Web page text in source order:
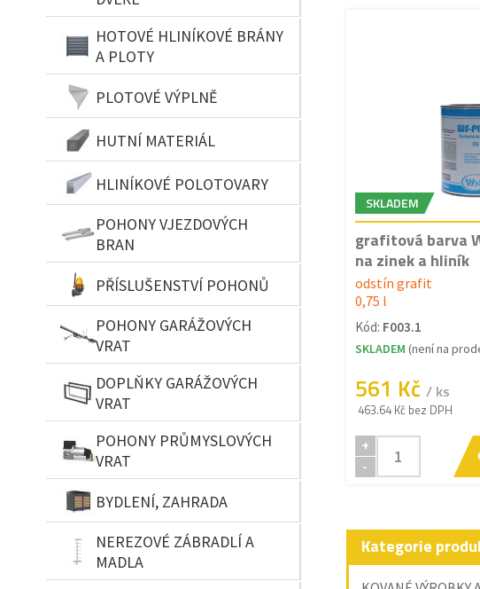
HOTOVÉ HLINÍKOVÉ BRÁNY
A PLOTY
PLOTOVÉ VÝPLNĚ
HUTNÍ MATERIÁL
HLINÍKOVÉ POLOTOVARY
POHONY VJEZDOVÝCH
BRAN
PŘÍSLUŠENSTVÍ POHONŮ
POHONY GARÁŽOVÝCH
VRAT
DOPLŇKY GARÁŽOVÝCH
VRAT
POHONY PRŮMYSLOVÝCH
VRAT
BYDLENÍ, ZAHRADA
NEREZOVÉ ZÁBRADLÍ A
MADLA
SKLADEM
grafitová barva
na zinek a hliník
odstín grafit
0,75 l
Kód: F003.1
SKLADEM (není na
561 Kč / ks
463.64 Kč bez DPH
+
-
Kategorie